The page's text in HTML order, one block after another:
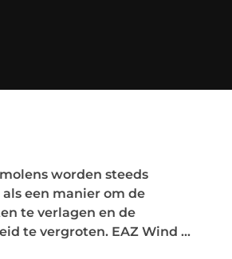
worden steeds
een manier om de
te verlagen en de
te vergroten. EAZ Wind ...